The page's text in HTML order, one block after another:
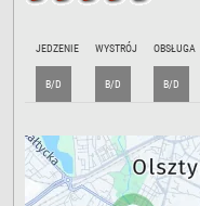
JEDZENIE
B/D
WYSTRÓJ
B/D
OBSŁUGA
B/D